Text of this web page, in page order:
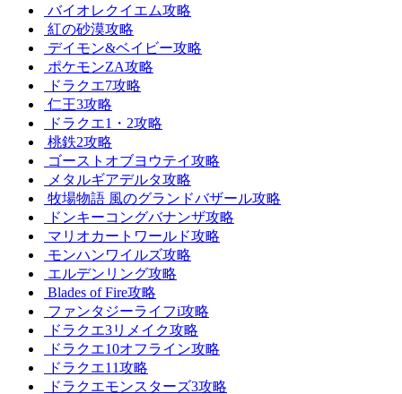
バイオレクイエム攻略
紅の砂漠攻略
デイモン&ベイビー攻略
ポケモンZA攻略
ドラクエ7攻略
仁王3攻略
ドラクエ1・2攻略
桃鉄2攻略
ゴーストオブヨウテイ攻略
メタルギアデルタ攻略
牧場物語 風のグランドバザール攻略
ドンキーコングバナンザ攻略
マリオカートワールド攻略
モンハンワイルズ攻略
エルデンリング攻略
Blades of Fire攻略
ファンタジーライフi攻略
ドラクエ3リメイク攻略
ドラクエ10オフライン攻略
ドラクエ11攻略
ドラクエモンスターズ3攻略